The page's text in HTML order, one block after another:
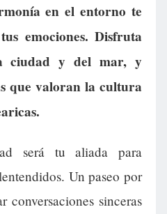
en el entorno te
emociones. Disfruta
ciudad y del mar, y
que valoran la cultura
será tu aliada para
Un paseo por
conversaciones sinceras